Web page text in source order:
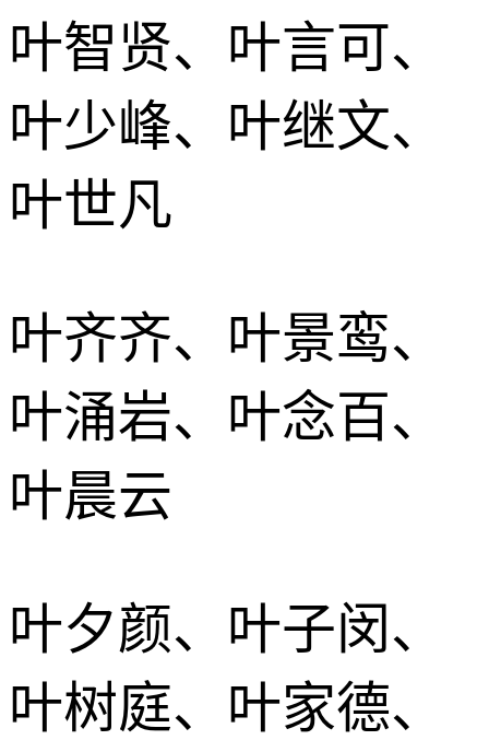
叶智贤、叶言可、
叶少峰、叶继文、
叶世凡
叶齐齐、叶景鸾、
叶涌岩、叶念百、
叶晨云
叶夕颜、叶子闵、
叶树庭、叶家德、